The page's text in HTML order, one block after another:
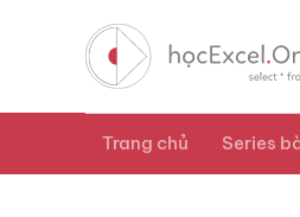
Trang chủ Series